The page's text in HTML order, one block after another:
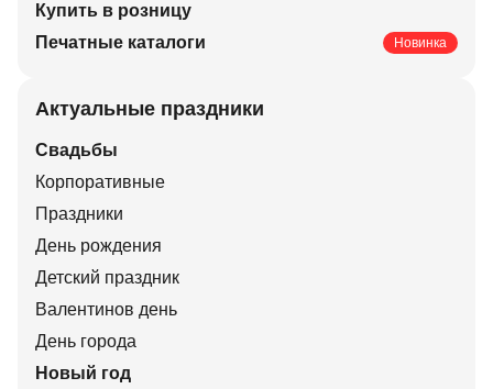
Купить в розницу
Печатные каталоги
Новинка
Актуальные праздники
Свадьбы
Корпоративные
Праздники
День рождения
Детский праздник
Валентинов день
День города
Новый год